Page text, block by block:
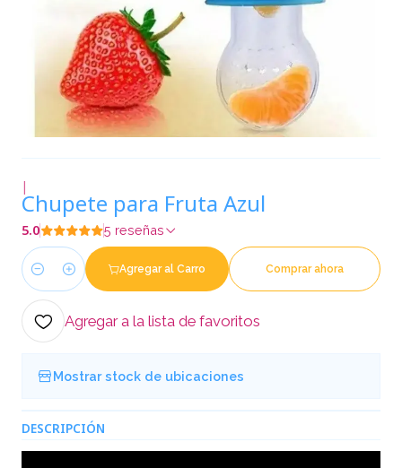
|
Chupete para Fruta Azul
5.0 5 reseñas
Cantidad
Agregar al Carro Comprar ahora
Agregar a la lista de favoritos
Mostrar stock de ubicaciones
DESCRIPCIÓN